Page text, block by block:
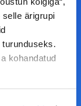
ärigrupi
kohandatud
u
t
u
b
e